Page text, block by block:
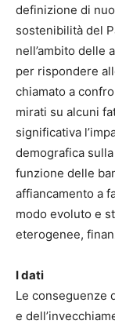
definizione di
sostenibilità del
nell’ambito delle
per rispondere
chiamato a
mirati su alcuni
significativa
demografica
funzione delle
affiancamento a
modo evoluto e
eterogenee,
I dati
Le conseguenze
e